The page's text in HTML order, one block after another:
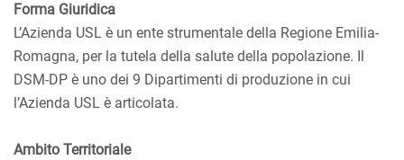
Forma Giuridica
L’Azienda USL è un ente strumentale della Regione Emilia-
Romagna, per la tutela della salute della popolazione. Il
DSM-DP è uno dei 9 Dipartimenti di produzione in cui
l’Azienda USL è articolata.
Ambito Territoriale